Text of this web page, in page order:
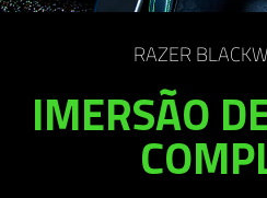
RAZER
IMERSÃO